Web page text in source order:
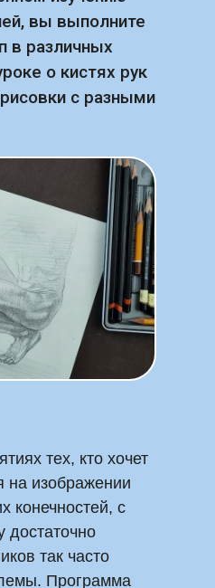
вы выполните
в различных
о кистях рук
с разными
тех, кто хочет
на изображении
конечностей, с
достаточно
так часто
Программа